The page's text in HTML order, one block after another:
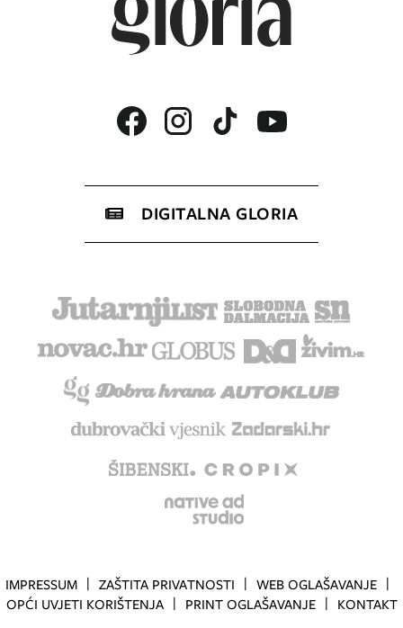
DIGITALNA GLORIA
IMPRESSUM ZAŠTITA PRIVATNOSTI
WEB OGLAŠAVANJE
OPĆI UVJETI KORIŠTENJA
PRINT OGLAŠAVANJE KONTAKT